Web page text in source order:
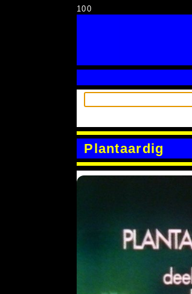
100
Plantaardig